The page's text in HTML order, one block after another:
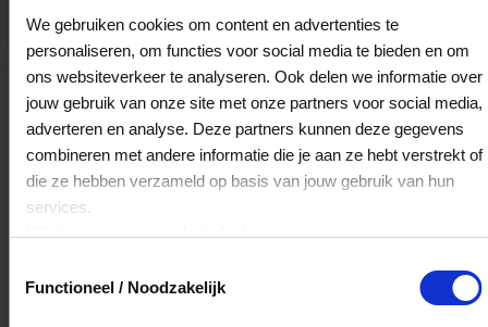
We gebruiken cookies om content en advertenties te
personaliseren, om functies voor social media te bieden en om
ons websiteverkeer te analyseren. Ook delen we informatie over
jouw gebruik van onze site met onze partners voor social media,
adverteren en analyse. Deze partners kunnen deze gegevens
combineren met andere informatie die je aan ze hebt verstrekt of
die ze hebben verzameld op basis van jouw gebruik van hun
services.
Klikhiervoor ons cookiebeleid.
Functioneel / Noodzakelijk
IQ Kunstuitleen
Havik 37-a
3811EX Amersfoort
Veelgestelde Vragen
Ja, je mag het saldo van je VVV